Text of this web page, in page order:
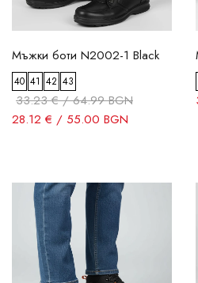
Мъжки боти N2002-1 Black
40 41 42 43
33.23 € / 64.99 BGN
28.12 € / 55.00 BGN